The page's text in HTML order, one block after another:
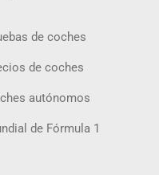
de coches
de coches
autónomos
de Fórmula 1